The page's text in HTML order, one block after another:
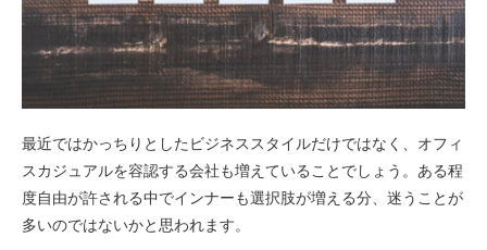
最近ではかっちりとしたビジネススタイルだけではなく、オフィ
スカジュアルを容認する会社も増えていることでしょう。ある程
度自由が許される中でインナーも選択肢が増える分、迷うことが
多いのではないかと思われます。